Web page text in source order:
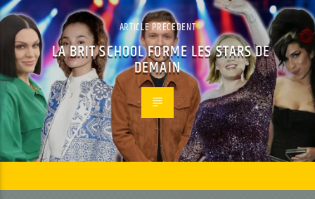
ARTICLE PRÉCÉDENT
LA BRIT SCHOOL FORME LES STARS DE
DEMAIN